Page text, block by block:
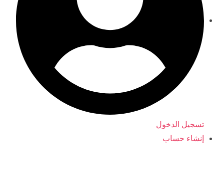
تسجيل الدخول
إنشاء حساب